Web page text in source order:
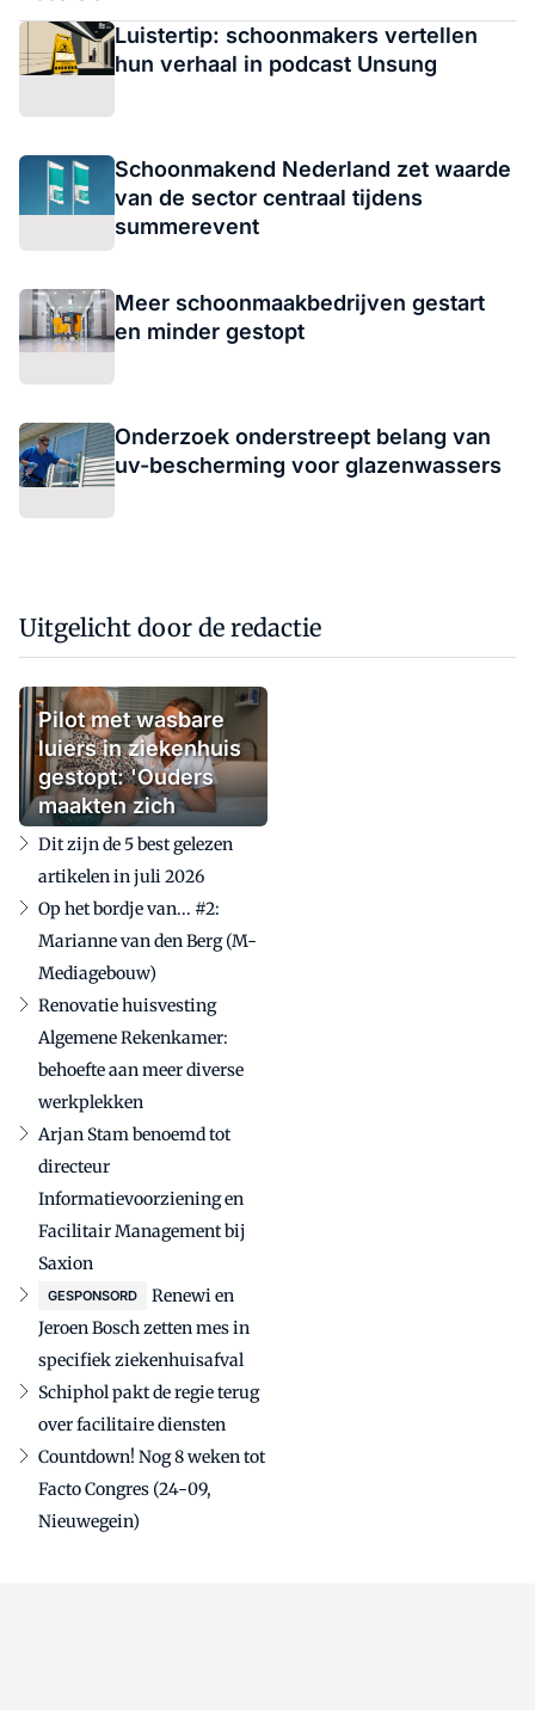
Luistertip: schoonmakers vertellen
hun verhaal in podcast Unsung
Schoonmakend Nederland zet waarde
van de sector centraal tijdens
summerevent
Meer schoonmaakbedrijven gestart
en minder gestopt
Onderzoek onderstreept belang van
uv-bescherming voor glazenwassers
Uitgelicht door de redactie
Pilot met wasbare
luiers in ziekenhuis
gestopt: 'Ouders
maakten zich
zorgen'
Dit zijn de 5 best gelezen
artikelen in juli 2026
Op het bordje van... #2:
Marianne van den Berg (M-
Mediagebouw)
Renovatie huisvesting
Algemene Rekenkamer:
behoefte aan meer diverse
werkplekken
Arjan Stam benoemd tot
directeur
Informatievoorziening en
Facilitair Management bij
Saxion
GESPONSORD
Renewi en
Jeroen Bosch zetten mes in
specifiek ziekenhuisafval
Schiphol pakt de regie terug
over facilitaire diensten
Countdown! Nog 8 weken tot
Facto Congres (24-09,
Nieuwegein)